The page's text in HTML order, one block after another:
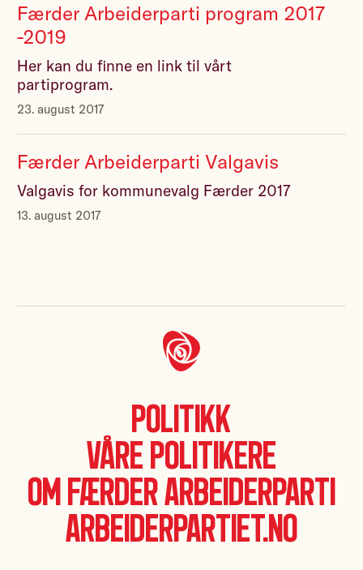
Færder Arbeiderparti program 2017
-2019
23. august 2017
Her kan du finne en link til vårt
partiprogram.
Færder Arbeiderparti Valgavis
13. august 2017
Valgavis for kommunevalg Færder 2017
Politikk
Våre politikere
Om Færder Arbeiderparti
Arbeiderpartiet.no